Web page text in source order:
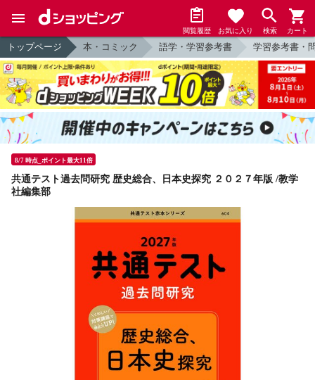
閲覧履歴 お気に入り 検索 カート
トップページ 本・コミック 語学・学習参考書 学習参考書・
8/7 時点_ポイント最大11倍
共通テスト過去問研究 歴史総合、日本史探究 ２０２７年版 /教学
社編集部